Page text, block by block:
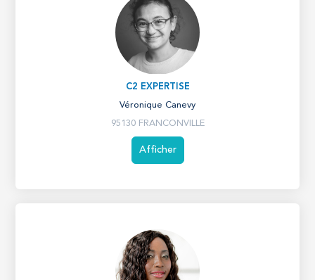
C2 EXPERTISE
Véronique Canevy
95130 FRANCONVILLE
Afficher